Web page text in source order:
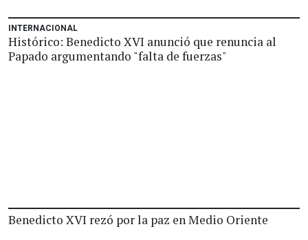
INTERNACIONAL
Histórico: Benedicto XVI anunció que renuncia al
Papado argumentando "falta de fuerzas"
Benedicto XVI rezó por la paz en Medio Oriente